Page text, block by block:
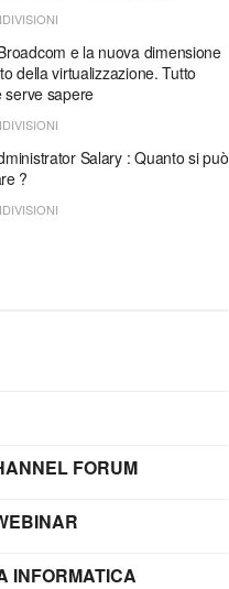
e la nuova dimensione
della virtualizzazione. Tutto
serve sapere
Salary : Quanto si può
?
FORUM
INFORMATICA